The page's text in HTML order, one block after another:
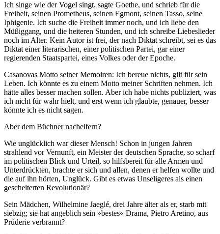
Ich singe wie der Vogel singt, sagte Goethe, und schrieb für die
Freiheit, seinen Prometheus, seinen Egmont, seinen Tasso, seine
Iphigenie. Ich suche die Freiheit immer noch, und ich liebe den
Müßiggang, und die heiteren Stunden, und ich schreibe Liebeslieder
noch im Alter. Kein Autor ist frei, der nach Diktat schreibt, sei es das
Diktat einer literarischen, einer politischen Partei, gar einer
regierenden Staatspartei, eines Volkes oder der Epoche.
Casanovas Motto seiner Memoiren: Ich bereue nichts, gilt für sein
Leben. Ich könnte es zu einem Motto meiner Schriften nehmen. Ich
hätte alles besser machen sollen. Aber ich habe nichts publiziert, was
ich nicht für wahr hielt, und erst wenn ich glaubte, genauer, besser
könnte ich es nicht sagen.
Aber dem Büchner nacheifern?
Wie unglücklich war dieser Mensch! Schon in jungen Jahren
strahlend vor Vernunft, ein Meister der deutschen Sprache, so scharf
im politischen Blick und Urteil, so hilfsbereit für alle Armen und
Unterdrückten, brachte er sich und allen, denen er helfen wollte und
die auf ihn hörten, Unglück. Gibt es etwas Unseligeres als einen
gescheiterten Revolutionär?
Sein Mädchen, Wilhelmine Jaeglé, drei Jahre älter als er, starb mit
siebzig; sie hat angeblich sein »bestes« Drama, Pietro Aretino, aus
Prüderie verbrannt?